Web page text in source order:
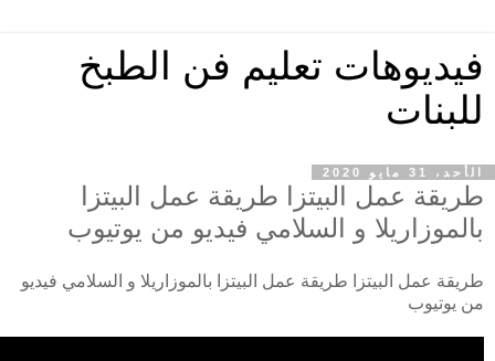
فيديوهات تعليم فن الطبخ
للبنات
الأحد، 31 مايو 2020
طريقة عمل البيتزا طريقة عمل البيتزا
بالموزاريلا و السلامي فيديو من يوتيوب
طريقة عمل البيتزا طريقة عمل البيتزا بالموزاريلا و السلامي فيديو
من يوتيوب